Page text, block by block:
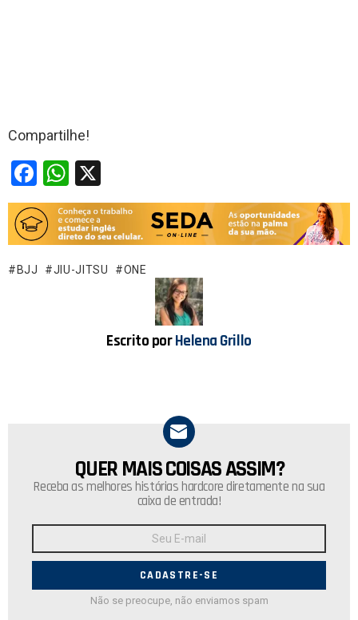
Compartilhe!
F
a
ce
b
o
W
h
at
s
A
BJJ JIU-JITSU ONE
Escrito porHelena Grillo
NEWSLETTER
QUER MAIS COISAS ASSIM?
Receba as melhores histórias hardcore diretamente na sua
caixa de entrada!
E-
Não se preocupe, não enviamos spam